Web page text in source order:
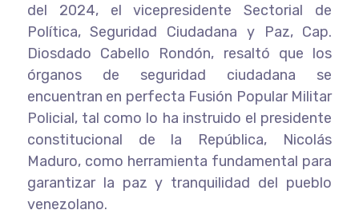
del 2024, el vicepresidente Sectorial de
Política, Seguridad Ciudadana y Paz, Cap.
Diosdado Cabello Rondón, resaltó que los
órganos de seguridad ciudadana se
encuentran en perfecta Fusión Popular Militar
Policial, tal como lo ha instruido el presidente
constitucional de la República, Nicolás
Maduro, como herramienta fundamental para
garantizar la paz y tranquilidad del pueblo
venezolano.